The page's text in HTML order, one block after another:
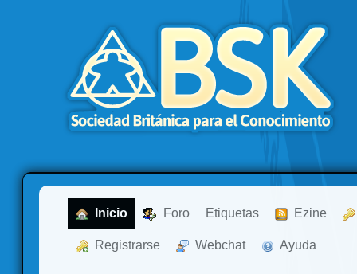
Inicio Foro Etiquetas Ezine
Registrarse Webchat Ayuda